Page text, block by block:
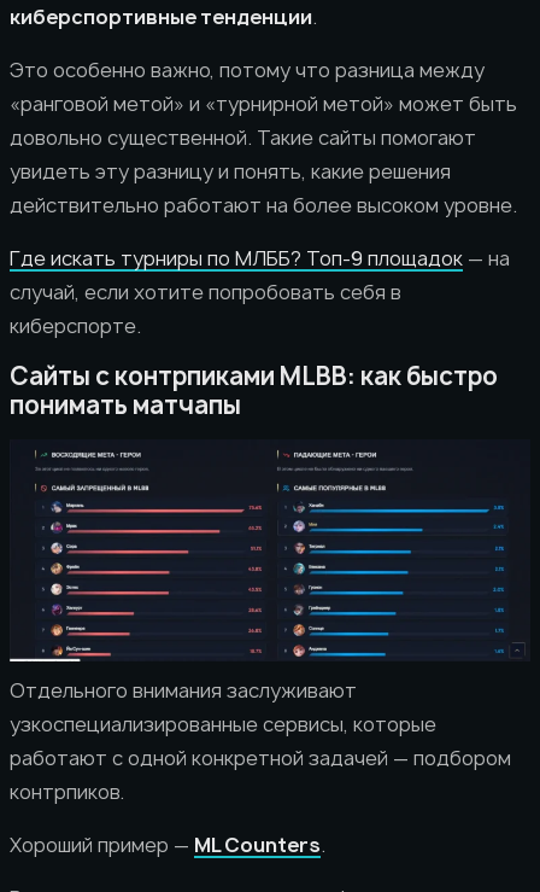
киберспортивные тенденции.
Это особенно важно, потому что разница между
«ранговой метой» и «турнирной метой» может быть
довольно существенной. Такие сайты помогают
увидеть эту разницу и понять, какие решения
действительно работают на более высоком уровне.
Где искать турниры по МЛББ? Топ-9 площадок — на
случай, если хотите попробовать себя в
киберспорте.
Сайты с контрпиками MLBB: как быстро
понимать матчапы
Отдельного внимания заслуживают
узкоспециализированные сервисы, которые
работают с одной конкретной задачей — подбором
контрпиков.
Хороший пример — ML Counters.